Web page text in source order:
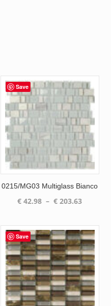
Save
0215/MG03 Multiglass Bianco
€ 42.98 – € 203.63Plage
€ 42.98
à
€ 203.63
Save